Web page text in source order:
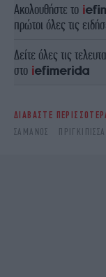
Ακολουθήστε το
πρώτοι όλες τις
Δείτε όλες τις
στο
ΔΙΑΒΑΣΤΕ
ΣΑΜΆΝΟΣ